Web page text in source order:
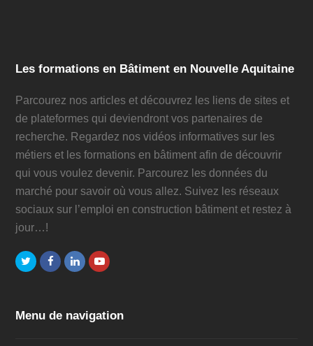
Les formations en Bâtiment en Nouvelle Aquitaine
Parcourez nos articles et découvrez les liens de sites et
de plateformes qui deviendront vos partenaires de
recherche. Regardez nos vidéos informatives sur les
métiers et les formations en bâtiment afin de découvrir
qui vous voulez devenir. Parcourez les données du
marché pour savoir où vous allez. Suivez les réseaux
sociaux sur l’emploi en construction bâtiment et restez à
jour…!
TwitterFacebook
LinkedInYoutube
Menu de navigation